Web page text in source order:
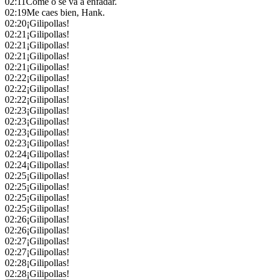
02:19Me caes bien, Hank.
02:20¡Gilipollas!
02:21¡Gilipollas!
02:21¡Gilipollas!
02:21¡Gilipollas!
02:21¡Gilipollas!
02:22¡Gilipollas!
02:22¡Gilipollas!
02:22¡Gilipollas!
02:23¡Gilipollas!
02:23¡Gilipollas!
02:23¡Gilipollas!
02:23¡Gilipollas!
02:24¡Gilipollas!
02:24¡Gilipollas!
02:25¡Gilipollas!
02:25¡Gilipollas!
02:25¡Gilipollas!
02:25¡Gilipollas!
02:26¡Gilipollas!
02:26¡Gilipollas!
02:27¡Gilipollas!
02:27¡Gilipollas!
02:28¡Gilipollas!
02:28¡Gilipollas!